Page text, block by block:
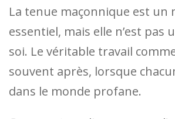
La tenue maçonnique est un
essentiel, mais elle n’est pas
soi. Le véritable travail
souvent après, lorsque
dans le monde profane.